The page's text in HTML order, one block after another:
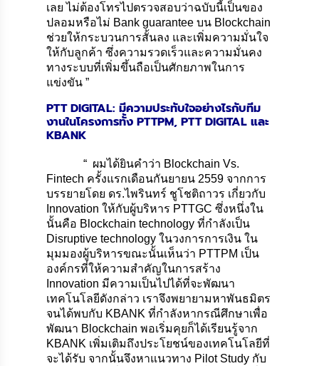
เลย ไม่ต้องโทรไปตรวจสอบว่าฉบับนี้เป็นของ
ปลอมหรือไม่ Bank guarantee บน Blockchain
ช่วยให้กระบวนการสั้นลง และเพิ่มความมั่นใจ
ให้กับลูกค้า ซึ่งความรวดเร็วและความมั่นคง
ทางระบบที่เพิ่มขึ้นถือเป็นศักยภาพในการ
แข่งขัน ”
PTT DIGITAL: มีความประทับใจอย่างไรกับทีม
งานในโครงการทั้ง PTTPM, PTT DIGITAL และ
KBANK
“ ผมได้ยินคำว่า Blockchain Vs.
Fintech ครั้งแรกเดือนกันยายน 2559 จากการ
บรรยายโดย ดร.ไพรินทร์ ชูโชติถาวร เกี่ยวกับ
Innovation ให้กับผู้บริหาร PTTGC ซึ่งหนึ่งใน
นั้นคือ Blockchain technology ที่กำลังเป็น
Disruptive technology ในวงการการเงิน ใน
มุมมองผู้บริหารขณะนั้นเห็นว่า PTTPM เป็น
องค์กรที่ให้ความสำคัญในการสร้าง
Innovation มีความเป็นไปได้ที่จะพัฒนา
เทคโนโลยีดังกล่าว เราจึงพยายามหาพันธมิตร
จนได้พบกับ KBANK ที่กำลังหากรณีศึกษาเพื่อ
พัฒนา Blockchain พอเริ่มคุยก็ได้เรียนรู้จาก
KBANK เพิ่มเติมถึงประโยชน์ของเทคโนโลยีที่
จะได้รับ จากนั้นจึงหาแนวทาง Pilot Study กับ